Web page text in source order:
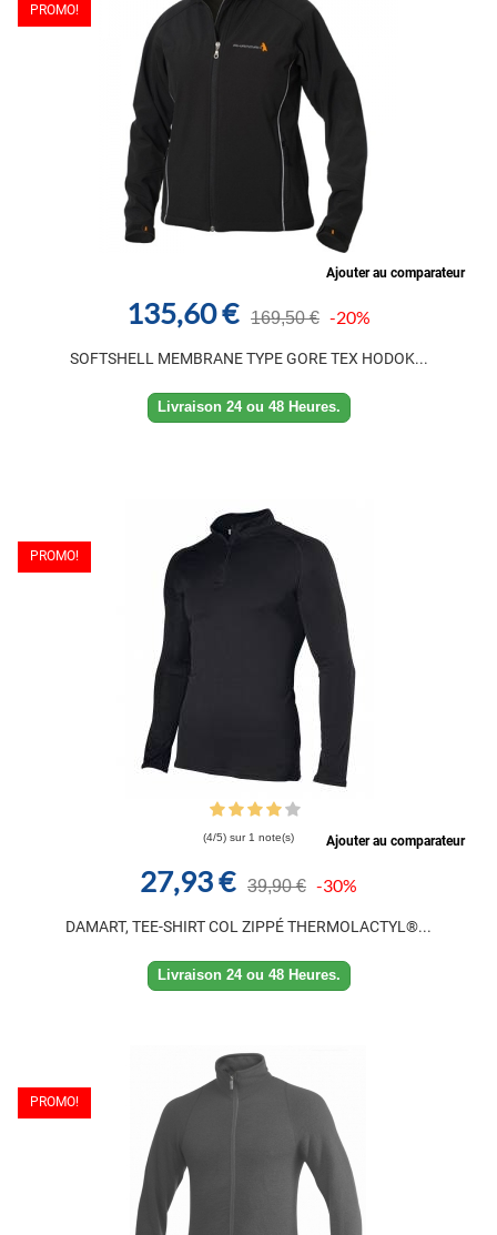
PROMO!
Ajouter au comparateur
135,60 € 169,50 € -20%
SOFTSHELL MEMBRANE TYPE GORE TEX HODOK...
Livraison 24 ou 48 Heures.
PROMO!
(4/5) sur 1 note(s) Ajouter au comparateur
27,93 € 39,90 € -30%
DAMART, TEE-SHIRT COL ZIPPÉ THERMOLACTYL®...
Livraison 24 ou 48 Heures.
PROMO!